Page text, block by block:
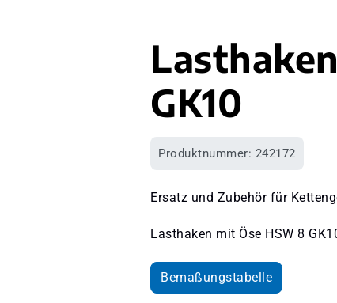
GK10
Produktnummer: 242172
Ersatz und Zubehör für
Lasthaken mit Öse HSW 8
Bemaßungstabelle